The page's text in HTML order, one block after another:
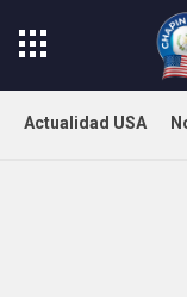
Actualidad USA